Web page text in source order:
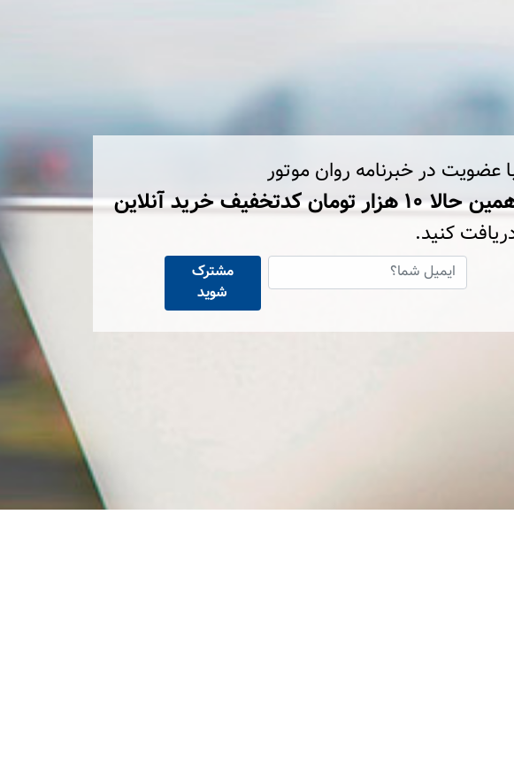
عضویت در خبرنامه روان موتور
حالا ۱۰ هزار تومان کد‌تخفیف خرید آنلاین
کنید.
مشترک
شوید